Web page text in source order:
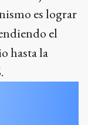
el
hasta la
de